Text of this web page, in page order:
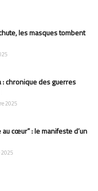
les masques tombent
: chronique des guerres
2025
au cœur” : le manifeste d’un